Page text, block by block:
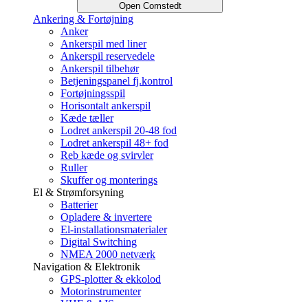
Open Comstedt
Ankering & Fortøjning
Anker
Ankerspil med liner
Ankerspil reservedele
Ankerspil tilbehør
Betjeningspanel fj.kontrol
Fortøjningsspil
Horisontalt ankerspil
Kæde tæller
Lodret ankerspil 20-48 fod
Lodret ankerspil 48+ fod
Reb kæde og svirvler
Ruller
Skuffer og monterings
El & Strømforsyning
Batterier
Opladere & invertere
El-installationsmaterialer
Digital Switching
NMEA 2000 netværk
Navigation & Elektronik
GPS-plotter & ekkolod
Motorinstrumenter